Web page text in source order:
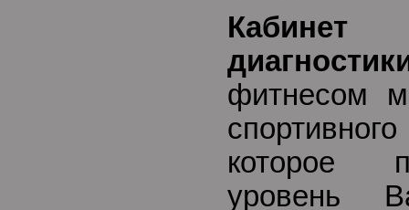
Кабинет
фитнесом
которое
уровень